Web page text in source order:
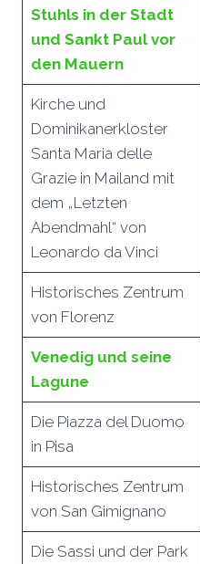
Stuhls in der Stadt
und Sankt Paul vor
den Mauern
Kirche und
Dominikanerkloster
Santa Maria delle
Grazie in Mailand mit
dem „Letzten
Abendmahl“ von
Leonardo da Vinci
Historisches Zentrum
von Florenz
Venedig und seine
Lagune
Die Piazza del Duomo
in Pisa
Historisches Zentrum
von San Gimignano
Die Sassi und der Park